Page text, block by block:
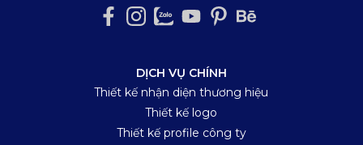
DỊCH VỤ CHÍNH
Thiết kế nhận diện thương hiệu
Thiết kế logo
Thiết kế profile công ty